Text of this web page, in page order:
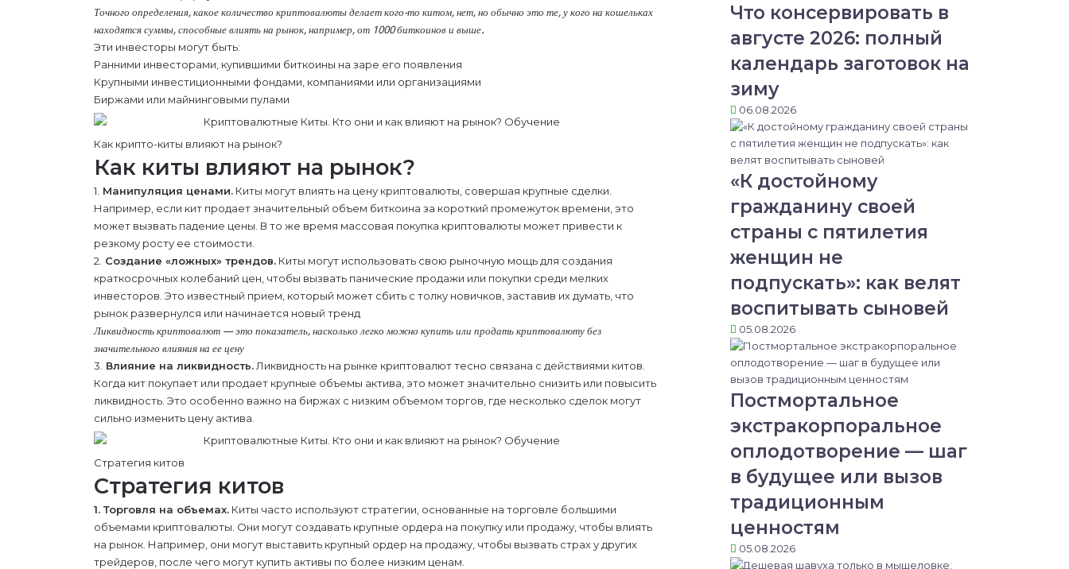
Точного определения, какое количество криптовалюты делает кого-то китом, нет, но обычно это те, у кого на кошельках
находятся суммы, способные влиять на рынок, например, от 1000 биткоинов и выше.
Эти инвесторы могут быть:
Ранними инвесторами, купившими биткоины на заре его появления
Крупными инвестиционными фондами, компаниями или организациями
Биржами или майнинговыми пулами
Как крипто-киты влияют на рынок?
Как киты влияют на рынок?
1. Манипуляция ценами. Киты могут влиять на цену криптовалюты, совершая крупные сделки.
Например, если кит продает значительный объем биткоина за короткий промежуток времени, это
может вызвать падение цены. В то же время массовая покупка криптовалюты может привести к
резкому росту ее стоимости.
2. Создание «ложных» трендов. Киты могут использовать свою рыночную мощь для создания
краткосрочных колебаний цен, чтобы вызвать панические продажи или покупки среди мелких
инвесторов. Это известный прием, который может сбить с толку новичков, заставив их думать, что
рынок развернулся или начинается новый тренд
Ликвидность криптовалют — это показатель, насколько легко можно купить или продать криптовалюту без
значительного влияния на ее цену
3. Влияние на ликвидность. Ликвидность на рынке криптовалют тесно связана с действиями китов.
Когда кит покупает или продает крупные объемы актива, это может значительно снизить или повысить
ликвидность. Это особенно важно на биржах с низким объемом торгов, где несколько сделок могут
сильно изменить цену актива.
Стратегия китов
Стратегия китов
1. Торговля на объемах. Киты часто используют стратегии, основанные на торговле большими
объемами криптовалюты. Они могут создавать крупные ордера на покупку или продажу, чтобы влиять
на рынок. Например, они могут выставить крупный ордер на продажу, чтобы вызвать страх у других
трейдеров, после чего могут купить активы по более низким ценам.
Что консервировать в
августе 2026: полный
календарь заготовок на
зиму
06.08.2026
«К достойному
гражданину своей
страны с пятилетия
женщин не
подпускать»: как велят
воспитывать сыновей
05.08.2026
Постмортальное
экстракорпоральное
оплодотворение — шаг
в будущее или вызов
традиционным
ценностям
05.08.2026